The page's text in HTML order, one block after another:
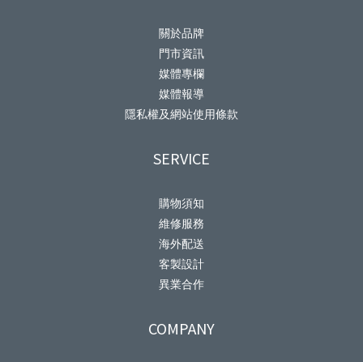
關於品牌
門市資訊
媒體專欄
媒體報導
隱私權及網站使用條款
SERVICE
購物須知
維修服務
海外配送
客製設計
異業合作
COMPANY